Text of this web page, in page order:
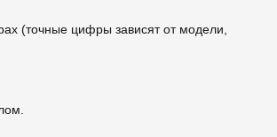
(точные цифры зависят от модели,